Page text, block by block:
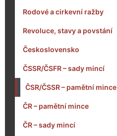
Rodové a cirkevní ražby
Revoluce, stavy a povstání
Československo
ČSSR/ČSFR – sady mincí
ČSR/ČSSR – pamětní mince
ČR – pamětní mince
ČR – sady mincí